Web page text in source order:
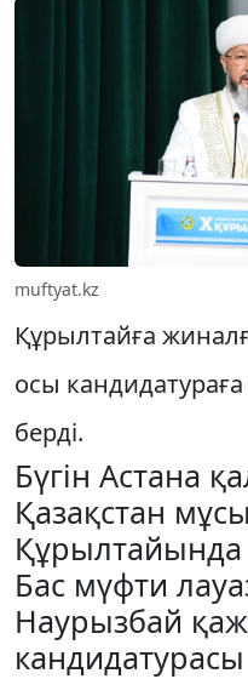
muftyat.kz
Құрылтайға
осы
берді.
Бүгін Астана
Қазақстан
Бас мүфти
Наурызбай